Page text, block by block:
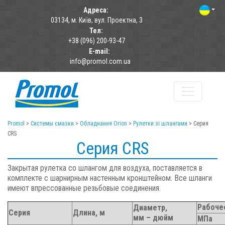
Адреса:
03134, м. Київ, вул. Проектна, 3
Тел:
+38 (096) 200-93-47
E-mail:
info@promol.com.ua
Promol > Системы смазки > Обладнання Orion > Рулетки зі шлангами > Серия
CRS
Серия CRS
Закрытая рулетка со шлангом для воздуха, поставляется в
комплекте с шарнирным настенным кронштейном. Все шланги
имеют впрессованные резьбовые соединения.
Серия Длина, м
Диаметр,
мм – дюйм
МПа